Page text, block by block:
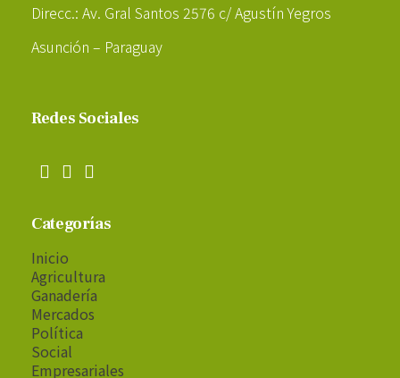
Direcc.: Av. Gral Santos 2576 c/ Agustín Yegros
Asunción – Paraguay
Redes Sociales
Categorías
Inicio
Agricultura
Ganadería
Mercados
Política
Social
Empresariales